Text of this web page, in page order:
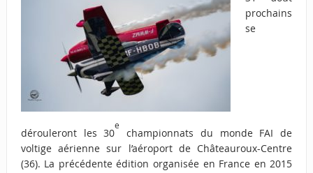
prochains
se
dérouleront les 30
e
championnats du monde FAI de
voltige aérienne sur l’aéroport de Châteauroux-Centre
(36). La précédente édition organisée en France en 2015